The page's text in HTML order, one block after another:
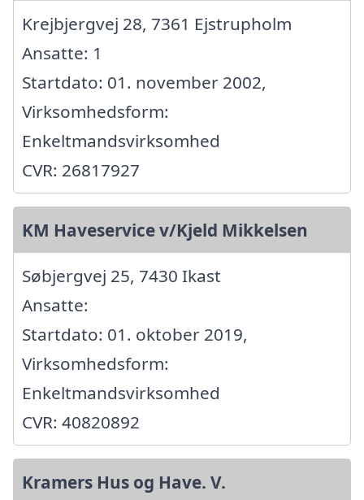
Krejbjergvej 28, 7361 Ejstrupholm
Ansatte: 1
Startdato: 01. november 2002,
Virksomhedsform:
Enkeltmandsvirksomhed
CVR: 26817927
KM Haveservice v/Kjeld Mikkelsen
Søbjergvej 25, 7430 Ikast
Ansatte:
Startdato: 01. oktober 2019,
Virksomhedsform:
Enkeltmandsvirksomhed
CVR: 40820892
Kramers Hus og Have. V.